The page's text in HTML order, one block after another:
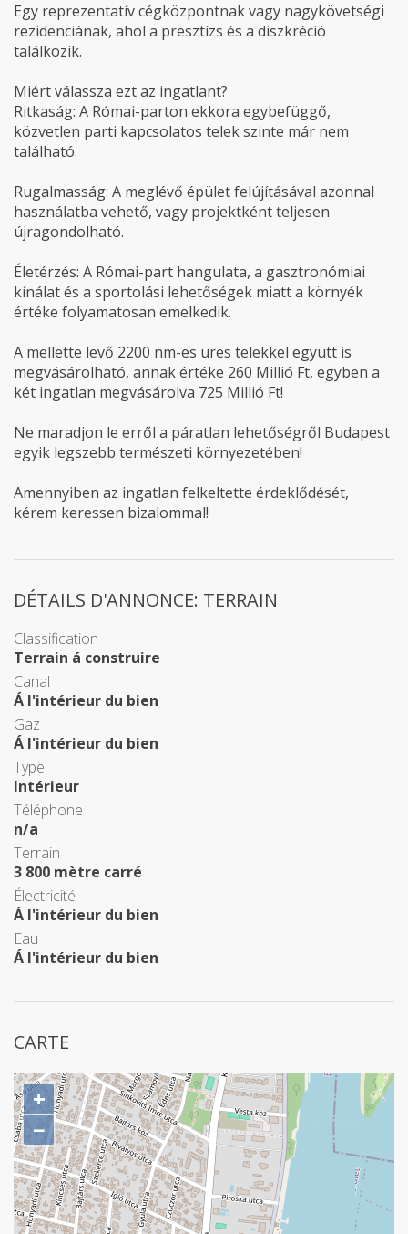
Egy reprezentatív cégközpontnak vagy nagykövetségi
rezidenciának, ahol a presztízs és a diszkréció
találkozik.
Miért válassza ezt az ingatlant?
Ritkaság: A Római-parton ekkora egybefüggő,
közvetlen parti kapcsolatos telek szinte már nem
található.
Rugalmasság: A meglévő épület felújításával azonnal
használatba vehető, vagy projektként teljesen
újragondolható.
Életérzés: A Római-part hangulata, a gasztronómiai
kínálat és a sportolási lehetőségek miatt a környék
értéke folyamatosan emelkedik.
A mellette levő 2200 nm-es üres telekkel együtt is
megvásárolható, annak értéke 260 Millió Ft, egyben a
két ingatlan megvásárolva 725 Millió Ft!
Ne maradjon le erről a páratlan lehetőségről Budapest
egyik legszebb természeti környezetében!
Amennyiben az ingatlan felkeltette érdeklődését,
kérem keressen bizalommal!
DÉTAILS D'ANNONCE: TERRAIN
Classification
Terrain á construire
Canal
Á l'intérieur du bien
Gaz
Á l'intérieur du bien
Type
Intérieur
Téléphone
n/a
Terrain
3 800 mètre carré
Électricité
Á l'intérieur du bien
Eau
Á l'intérieur du bien
CARTE
+
−